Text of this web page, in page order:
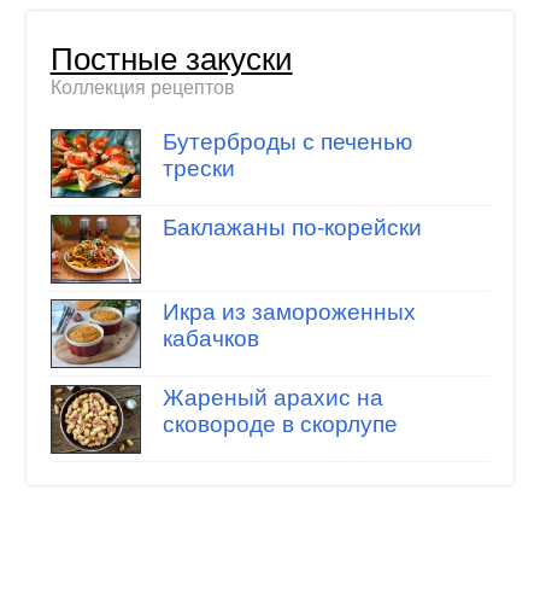
Постные закуски
Коллекция рецептов
Бутерброды с печенью
трески
Баклажаны по-корейски
Икра из замороженных
кабачков
Жареный арахис на
сковороде в скорлупе